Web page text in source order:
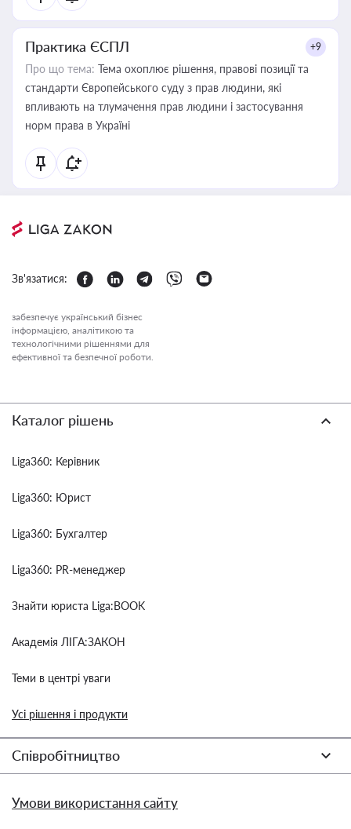
Практика ЄСПЛ +9
Про що тема: Тема охоплює рішення, правові позиції та
стандарти Європейського суду з прав людини, які
впливають на тлумачення прав людини і застосування
норм права в Україні
Зв'язатися:
забезпечує український бізнес
інформацією, аналітикою та
технологічними рішеннями для
ефективної та безпечної роботи.
Каталог рішень
Liga360: Керівник
Liga360: Юрист
Liga360: Бухгалтер
Liga360: PR-менеджер
Знайти юриста Liga:BOOK
Академія ЛІГА:ЗАКОН
Теми в центрі уваги
Усі рішення і продукти
Співробітництво
Умови використання сайту